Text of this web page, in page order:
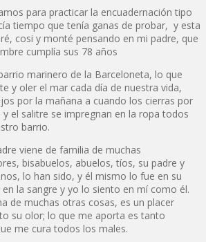
para practicar la encuadernación tipo
tiempo que tenía ganas de probar, y esta
cosi y monté pensando en mi padre, que
cumplía sus 78 años
marinero de la Barceloneta, lo que
y oler el mar cada día de nuestra vida,
por la mañana a cuando los cierras por
el salitre se impregnan en la ropa todos
barrio.
viene de familia de muchas
bisabuelos, abuelos, tíos, su padre y
lo han sido, y él mismo lo fue en su
la sangre y yo lo siento en mí como él.
de muchas otras cosas, es un placer
su olor; lo que me aporta es tanto
me cura todos los males.